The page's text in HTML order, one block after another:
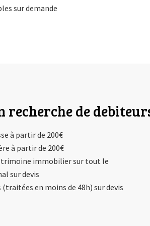
sur demande
recherche de
à partir de 200€
à partir de 200€
immobilier sur tout le
sur devis
(traitées en moins de 48h) sur devis